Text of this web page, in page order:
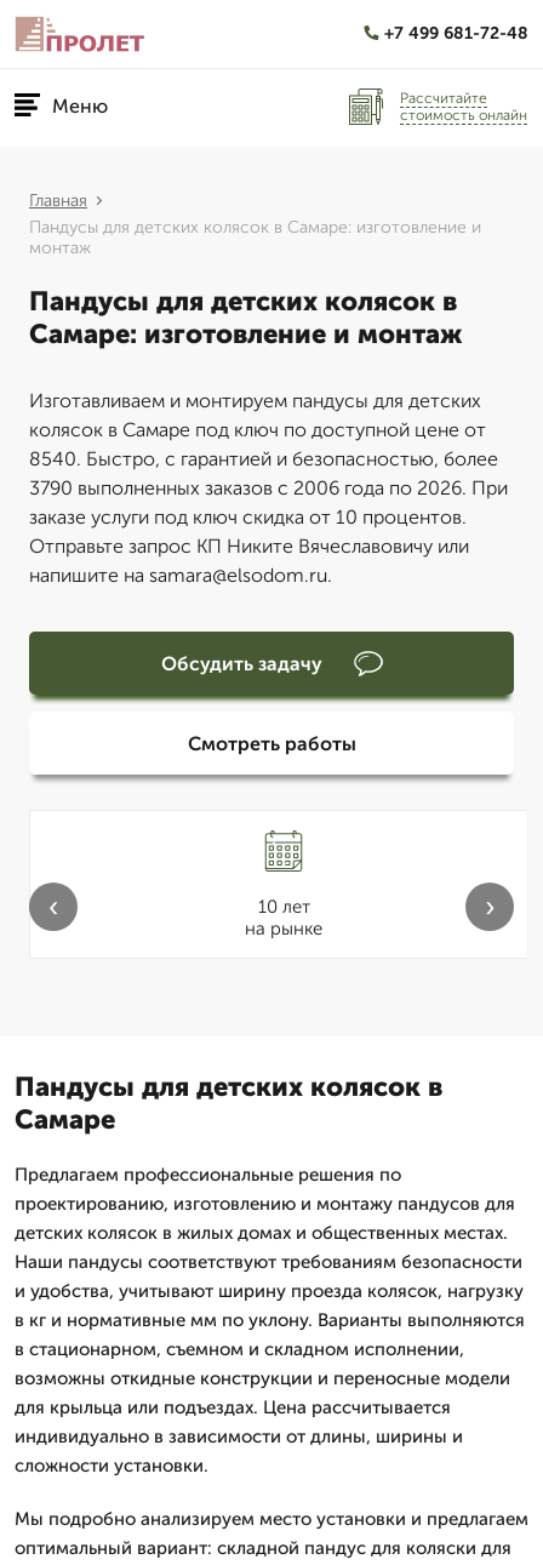
+7 499 681-72-48
Меню
Рассчитайте
стоимость онлайн
Главная
Пандусы для детских колясок в Самаре: изготовление и
монтаж
Пандусы для детских колясок в
Самаре: изготовление и монтаж
Изготавливаем и монтируем пандусы для детских
колясок в Самаре под ключ по доступной цене от
8540. Быстро, с гарантией и безопасностью, более
3790 выполненных заказов с 2006 года по 2026. При
заказе услуги под ключ скидка от 10 процентов.
Отправьте запрос КП Никите Вячеславовичу или
напишите на samara@elsodom.ru.
Обсудить задачу
Смотреть работы
10 лет
на рынке
‹ ›
Пандусы для детских колясок в
Самаре
Предлагаем профессиональные решения по
проектированию, изготовлению и монтажу пандусов для
детских колясок в жилых домах и общественных местах.
Наши пандусы соответствуют требованиям безопасности
и удобства, учитывают ширину проезда колясок, нагрузку
в кг и нормативные мм по уклону. Варианты выполняются
в стационарном, съемном и складном исполнении,
возможны откидные конструкции и переносные модели
для крыльца или подъездах. Цена рассчитывается
индивидуально в зависимости от длины, ширины и
сложности установки.
Мы подробно анализируем место установки и предлагаем
оптимальный вариант: складной пандус для коляски для